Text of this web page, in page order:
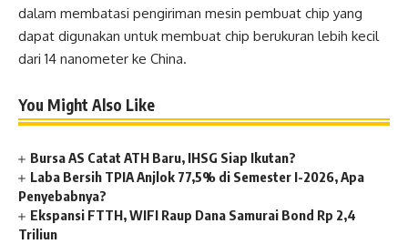
dalam membatasi pengiriman mesin pembuat chip yang
dapat digunakan untuk membuat chip berukuran lebih kecil
dari 14 nanometer ke China.
You Might Also Like
Bursa AS Catat ATH Baru, IHSG Siap Ikutan?
Laba Bersih TPIA Anjlok 77,5% di Semester I-2026, Apa
Penyebabnya?
Ekspansi FTTH, WIFI Raup Dana Samurai Bond Rp 2,4
Triliun